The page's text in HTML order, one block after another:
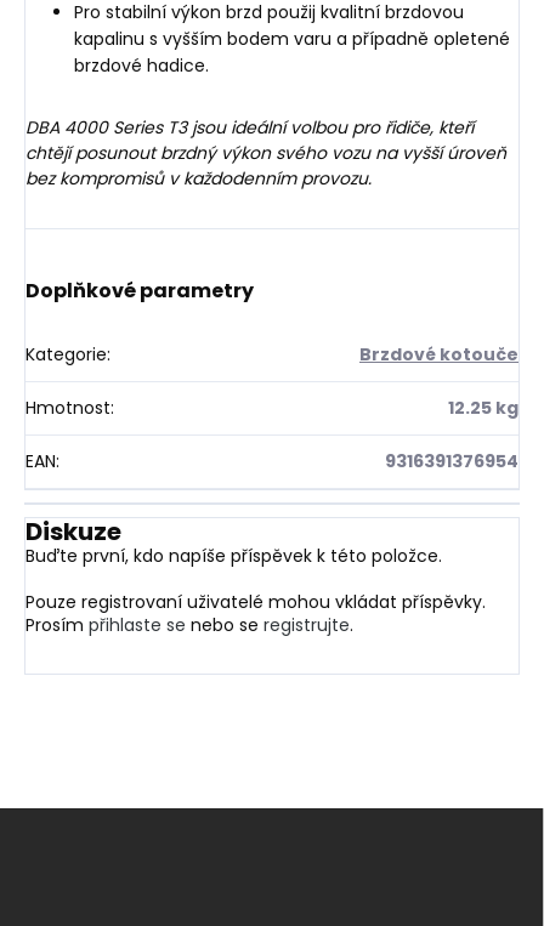
Pro stabilní výkon brzd použij kvalitní brzdovou
kapalinu s vyšším bodem varu a případně opletené
brzdové hadice.
DBA 4000 Series T3 jsou ideální volbou pro řidiče, kteří
chtějí posunout brzdný výkon svého vozu na vyšší úroveň
bez kompromisů v každodenním provozu.
Doplňkové parametry
Kategorie: Brzdové kotouče
Hmotnost: 12.25 kg
EAN: 9316391376954
Diskuze
Buďte první, kdo napíše příspěvek k této položce.
Pouze registrovaní uživatelé mohou vkládat příspěvky.
Prosím přihlaste se nebo se registrujte.